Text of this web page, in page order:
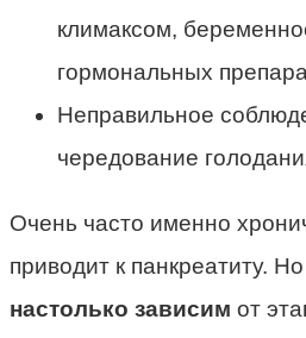
климаксом,
гормональных
Неправильное
чередование
Очень часто именно
приводит к панкреатиту.
настолько зависим от